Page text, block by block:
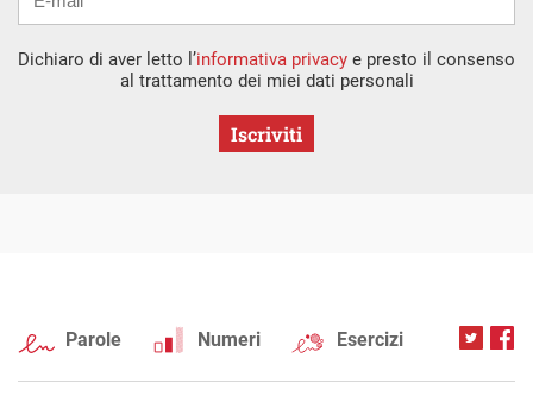
Dichiaro di aver letto l’informativa privacy e presto il consenso
al trattamento dei miei dati personali
Iscriviti
Parole Numeri Esercizi